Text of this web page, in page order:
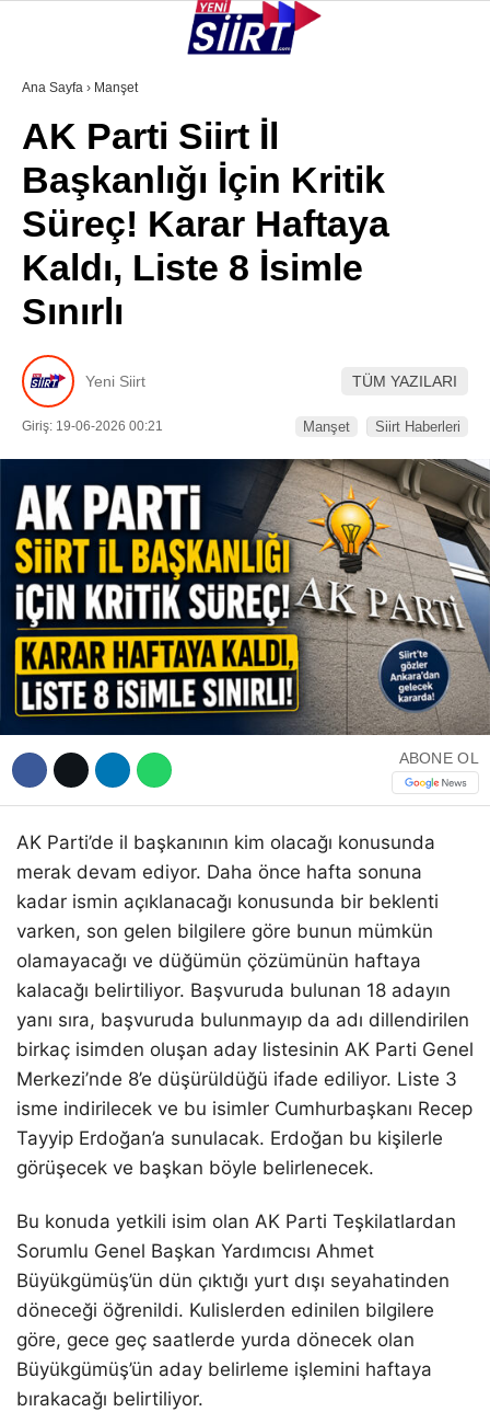
WhatsApp İhbar Hattı
Facebook
Youtube
KURTALAN
ERUH
BAYKAN
PERVARI
ŞIRVAN
TILLO
NÖBETÇI ECZANELER
Ana Sayfa › Manşet
AK Parti Siirt İl
Başkanlığı İçin Kritik
Süreç! Karar Haftaya
Kaldı, Liste 8 İsimle
Sınırlı
Yeni Siirt TÜM YAZILARI
Giriş: 19-06-2026 00:21 Manşet Siirt Haberleri
ABONE OL
AK Parti’de il başkanının kim olacağı konusunda
merak devam ediyor. Daha önce hafta sonuna
kadar ismin açıklanacağı konusunda bir beklenti
varken, son gelen bilgilere göre bunun mümkün
olamayacağı ve düğümün çözümünün haftaya
kalacağı belirtiliyor. Başvuruda bulunan 18 adayın
yanı sıra, başvuruda bulunmayıp da adı dillendirilen
birkaç isimden oluşan aday listesinin AK Parti Genel
Merkezi’nde 8’e düşürüldüğü ifade ediliyor. Liste 3
isme indirilecek ve bu isimler Cumhurbaşkanı Recep
Tayyip Erdoğan’a sunulacak. Erdoğan bu kişilerle
görüşecek ve başkan böyle belirlenecek.
Bu konuda yetkili isim olan AK Parti Teşkilatlardan
Sorumlu Genel Başkan Yardımcısı Ahmet
Büyükgümüş’ün dün çıktığı yurt dışı seyahatinden
döneceği öğrenildi. Kulislerden edinilen bilgilere
göre, gece geç saatlerde yurda dönecek olan
Büyükgümüş’ün aday belirleme işlemini haftaya
bırakacağı belirtiliyor.